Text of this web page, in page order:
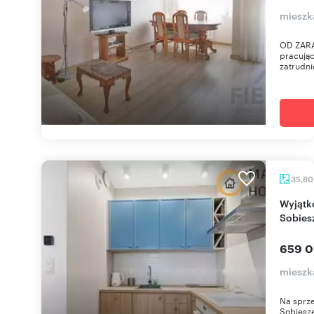
OD
35,80
Wyjątkowe 2-pokojowe mieszkanie na
659
Na